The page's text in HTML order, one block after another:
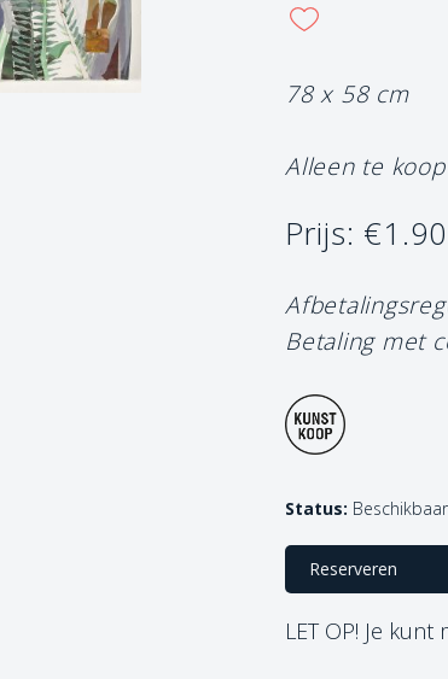
78 x 58 cm
Alleen te koop
Prijs:
Betaling met
Status: Beschikbaar
Reserveren
LET OP! Je